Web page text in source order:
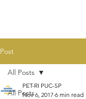
Post
All Posts
All Posts
PET-RI PUC-SP
Nov 6, 2017 6 min read